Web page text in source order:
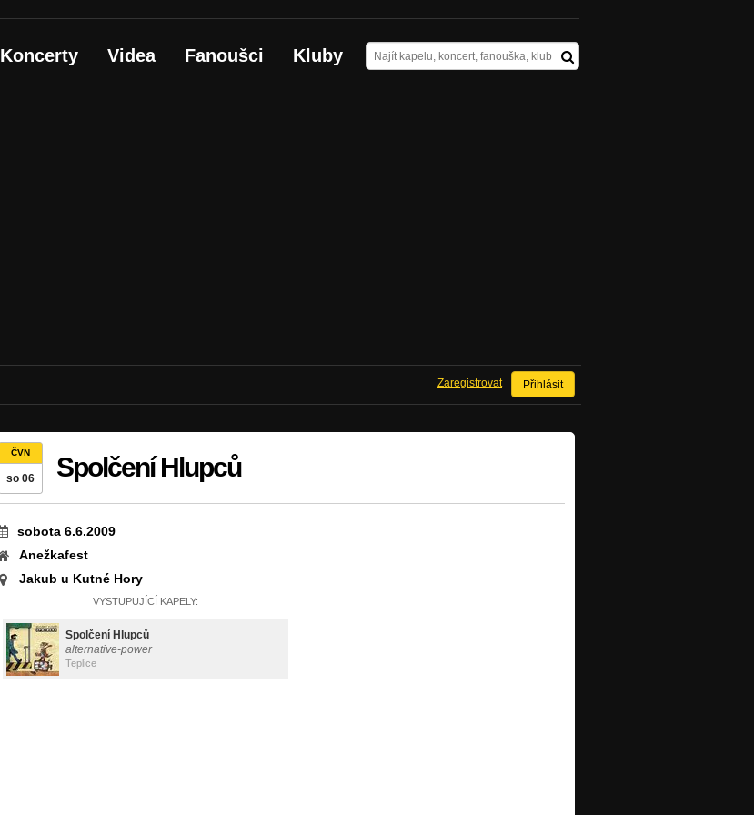
Koncerty Videa Fanoušci Kluby
Přihlásit
Zaregistrovat
ČVN
so 06 Spolčení Hlupců
sobota 6.6.2009
Anežkafest
Jakub u Kutné Hory
VYSTUPUJÍCÍ KAPELY:
Spolčení Hlupců
alternative-power
Teplice